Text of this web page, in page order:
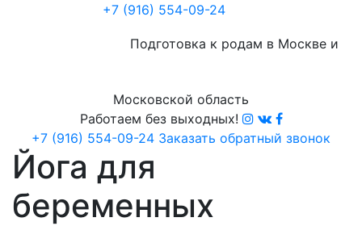
+7 (916) 554-09-24
Подготовка к родам в Москве и
Московской область
+7 (916) 554-09-24 Заказать обратный звонок
Работаем без выходных!
Йога для
беременных